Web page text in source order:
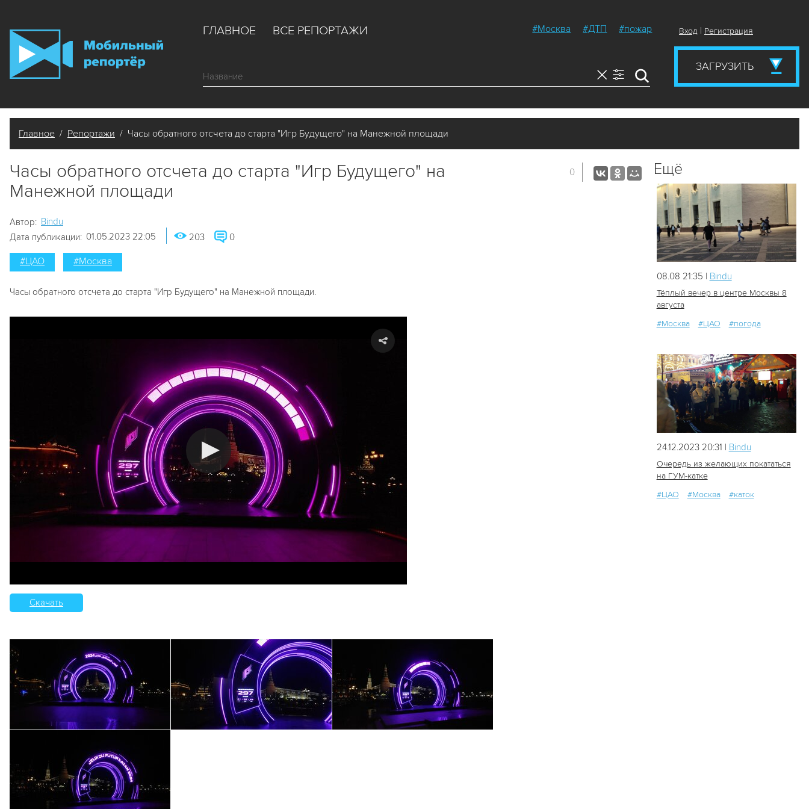
ГЛАВНОЕ ВСЕ РЕПОРТАЖИ #Москва #ДТП #пожар Вход | Регистрация
ЗАГРУЗИТЬ
Главное / Репортажи / Часы обратного отсчета до старта "Игр Будущего" на Манежной площади
Часы обратного отсчета до старта "Игр Будущего" на
Манежной площади
0
Автор: Bindu
Дата публикации: 01.05.2023 22:05 203 0
#ЦАО #Москва
Часы обратного отсчета до старта "Игр Будущего" на Манежной площади.
Скачать
Ещё
30
08.08 21:35 | Bindu
Тёплый вечер в центре Москвы 8
августа
#Москва
#ЦАО #погода
608
24.12.2023 20:31 | Bindu
Очередь из желающих покататься
на ГУМ-катке
#ЦАО
#Москва #каток